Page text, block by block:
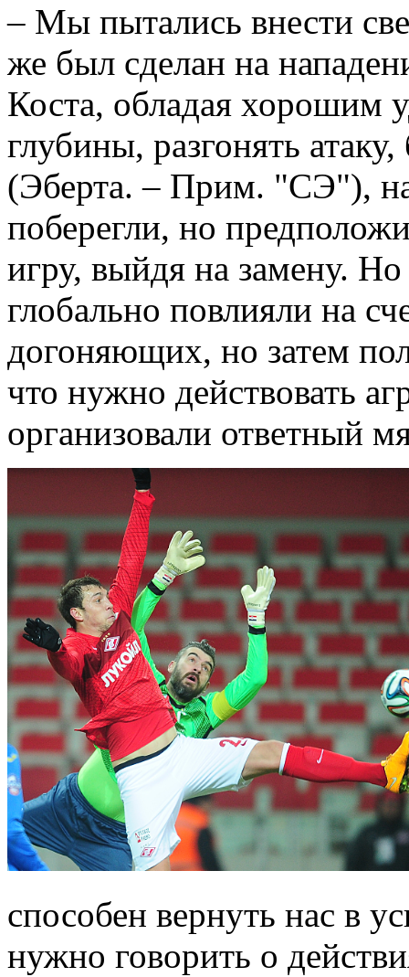
– Мы пытались внести
же был сделан на
Коста, обладая хорошим
глубины, разгонять
(Эберта. – Прим. "СЭ"),
поберегли, но
игру, выйдя на замену. Но
глобально повлияли на
догоняющих, но затем
что нужно действовать
организовали ответный
способен вернуть нас в
нужно говорить о